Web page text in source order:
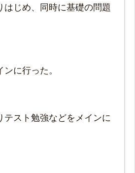
はじめ、同時に基礎の問題
に行った。
テスト勉強などをメインに